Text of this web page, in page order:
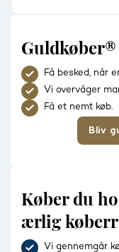
Guldkøber®
Få besked, når
Vi overvåger
Få et nemt køb.
Bliv
Køber du
ærlig
Vi gennemgår